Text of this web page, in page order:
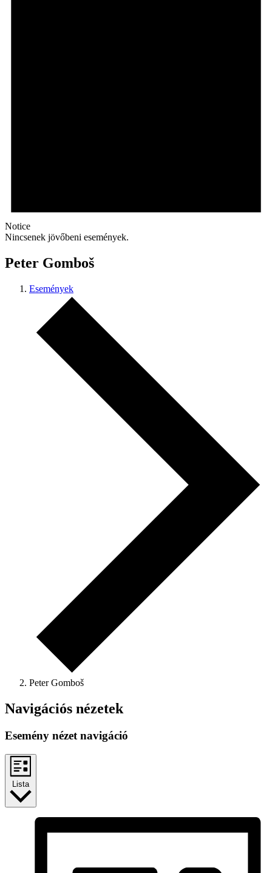
Notice
Nincsenek jövőbeni események.
Peter Gomboš
Események
Peter Gomboš
Navigációs nézetek
Esemény nézet navigáció
Lista